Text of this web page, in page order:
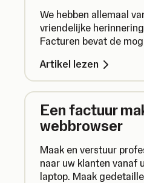
We hebben allemaal
vriendelijke
Facturen bevat de
betalingsherinnering
onbetaalde facturen.
Artikel lezen
Een factuur
webbrowser
Maak en verstuur
naar uw klanten vanaf
laptop. Maak